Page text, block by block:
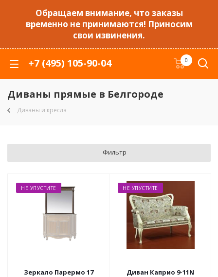
Обращаем внимание, что заказы
временно не принимаются! Приносим
свои извинения.
+7 (495) 105-90-04 0
Диваны прямые в Белгороде
Диваны и кресла
Фильтр
НЕ УПУСТИТЕ
Зеркало Парермо 17
НЕ УПУСТИТЕ
Диван Каприо 9-11N